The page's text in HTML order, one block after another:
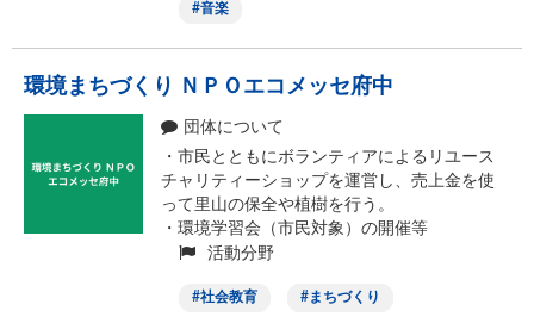
音楽
環境まちづくり ＮＰＯエコメッセ府中
団体について
・市民とともにボランティアによるリユース
チャリティーショップを運営し、売上金を使
って里山の保全や植樹を行う。
・環境学習会（市民対象）の開催等
活動分野
社会教育 まちづくり